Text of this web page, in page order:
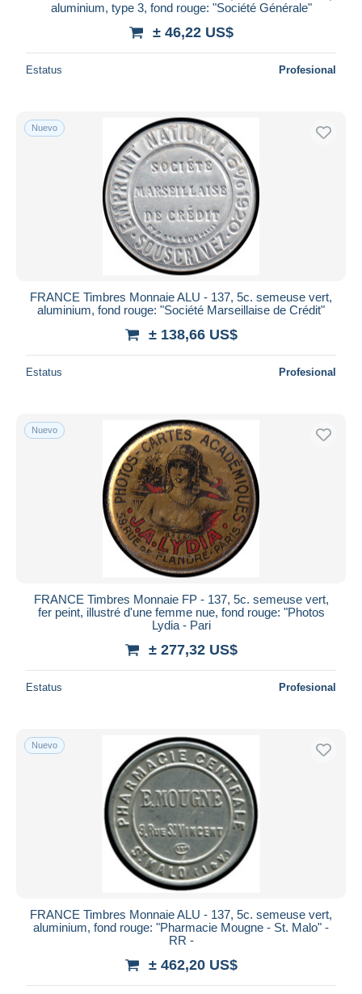
aluminium, type 3, fond rouge: "Société Générale"
± 46,22 US$
Estatus Profesional
Nuevo
FRANCE Timbres Monnaie ALU - 137, 5c. semeuse vert,
aluminium, fond rouge: "Société Marseillaise de Crédit"
± 138,66 US$
Estatus Profesional
Nuevo
FRANCE Timbres Monnaie FP - 137, 5c. semeuse vert,
fer peint, illustré d'une femme nue, fond rouge: "Photos
Lydia - Pari
± 277,32 US$
Estatus Profesional
Nuevo
FRANCE Timbres Monnaie ALU - 137, 5c. semeuse vert,
aluminium, fond rouge: "Pharmacie Mougne - St. Malo" -
RR -
± 462,20 US$